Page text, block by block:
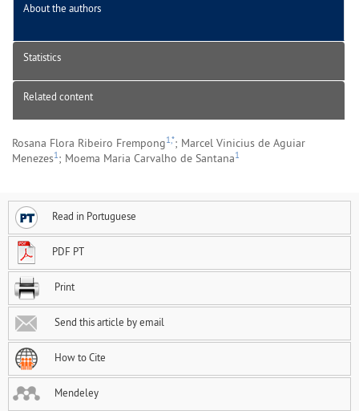
About the authors
Statistics
Related content
Rosana Flora Ribeiro Frempong1,*; Marcel Vinicius de Aguiar
Menezes1; Moema Maria Carvalho de Santana1
Read in Portuguese
PDF PT
Print
Send this article by email
How to Cite
Mendeley